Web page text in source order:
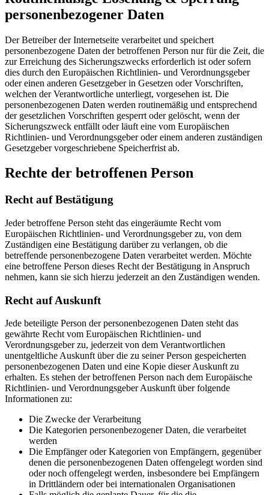
personenbezogener Daten
Der Betreiber der Internetseite verarbeitet und speichert
personenbezogene Daten der betroffenen Person nur für die Zeit, die
zur Erreichung des Sicherungszwecks erforderlich ist oder sofern
dies durch den Europäischen Richtlinien- und Verordnungsgeber
oder einen anderen Gesetzgeber in Gesetzen oder Vorschriften,
welchen der Verantwortliche unterliegt, vorgesehen ist. Die
personenbezogenen Daten werden routinemäßig und entsprechend
der gesetzlichen Vorschriften gesperrt oder gelöscht, wenn der
Sicherungszweck entfällt oder läuft eine vom Europäischen
Richtlinien- und Verordnungsgeber oder einem anderen zuständigen
Gesetzgeber vorgeschriebene Speicherfrist ab.
Rechte der betroffenen Person
Recht auf Bestätigung
Jeder betroffene Person steht das eingeräumte Recht vom
Europäischen Richtlinien- und Verordnungsgeber zu, von dem
Zuständigen eine Bestätigung darüber zu verlangen, ob die
betreffende personenbezogene Daten verarbeitet werden. Möchte
eine betroffene Person dieses Recht der Bestätigung in Anspruch
nehmen, kann sie sich hierzu jederzeit an den Zuständigen wenden.
Recht auf Auskunft
Jede beteiligte Person der personenbezogenen Daten steht das
gewährte Recht vom Europäischen Richtlinien- und
Verordnungsgeber zu, jederzeit von dem Verantwortlichen
unentgeltliche Auskunft über die zu seiner Person gespeicherten
personenbezogenen Daten und eine Kopie dieser Auskunft zu
erhalten. Es stehen der betroffenen Person nach dem Europäische
Richtlinien- und Verordnungsgeber Auskunft über folgende
Informationen zu:
Die Zwecke der Verarbeitung
Die Kategorien personenbezogener Daten, die verarbeitet
werden
Die Empfänger oder Kategorien von Empfängern, gegenüber
denen die personenbezogenen Daten offengelegt worden sind
oder noch offengelegt werden, insbesondere bei Empfängern
in Drittländern oder bei internationalen Organisationen